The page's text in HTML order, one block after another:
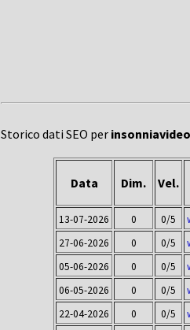
Storico dati SEO per
Data Dim. Vel.
13-07-2026 0 0/5
27-06-2026
0 0/5
05-06-2026
0 0/5
06-05-2026
0 0/5
22-04-2026
0 0/5